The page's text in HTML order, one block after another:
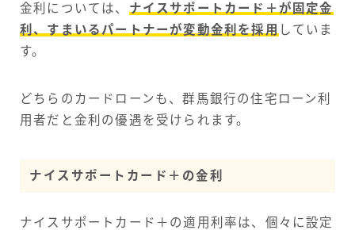
金利については、 ナイスサポートカード＋が固定金
利、すまいるパートナーが変動金利を採用 していま
す。
どちらのカードローンも、群馬銀行の住宅ローン利
用者だと金利の優遇を受けられます。
ナイスサポートカード＋の金利
ナイスサポートカード＋の適用利率は、個々に設定